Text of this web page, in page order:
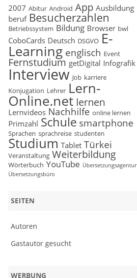
2007 Abitur Android App Ausbildung
beruf Besucherzahlen
Betriebssystem Bildung Browser bwl
CoboCards Deutsch DSGVO E-
Learning englisch Event
Fernstudium getDigital Infografik
Interview Job karriere
Konjugation Lehrer Lern-
Online.net lernen
Lernvideos Nachhilfe online lernen
Primzahl Schule smartphone
Sprachen sprachreise studenten
Studium Tablet Türkei
Veranstaltung Weiterbildung
Wörterbuch YouTube Übersetzungsagentur
Übersetzungsbüro
SEITEN
Autoren
Gastautor gesucht
WERBUNG